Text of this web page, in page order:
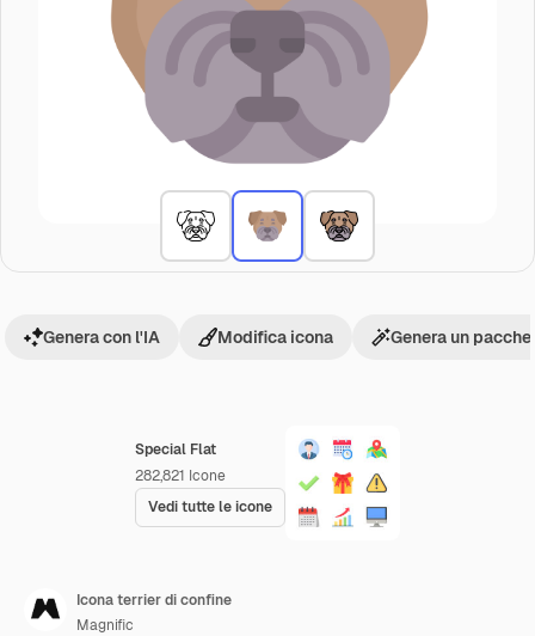
Special Flat
282,821 Icone
Vedi tutte le icone
Genera con l'IA Modifica icona Genera un
Icona terrier di confine
Magnific